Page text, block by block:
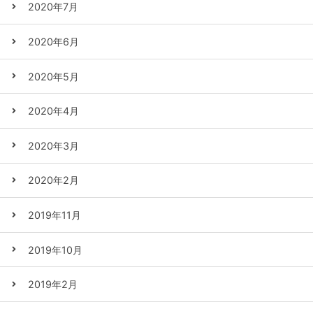
2020年7月
2020年6月
2020年5月
2020年4月
2020年3月
2020年2月
2019年11月
2019年10月
2019年2月